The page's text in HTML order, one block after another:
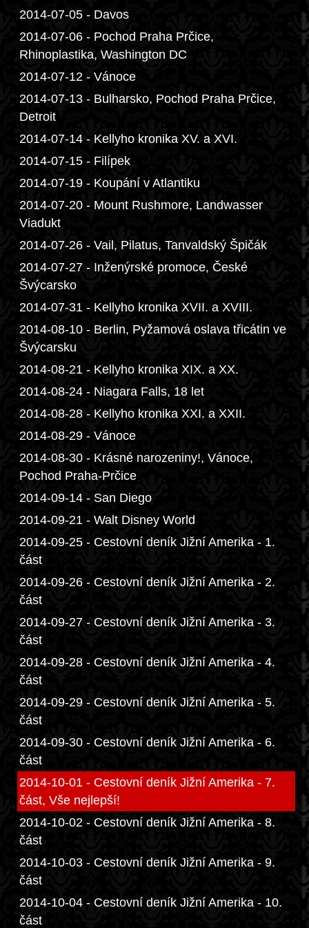
2014-07-05 - Davos
2014-07-06 - Pochod Praha Prčice,
Rhinoplastika, Washington DC
2014-07-12 - Vánoce
2014-07-13 - Bulharsko, Pochod Praha Prčice,
Detroit
2014-07-14 - Kellyho kronika XV. a XVI.
2014-07-15 - Filípek
2014-07-19 - Koupání v Atlantiku
2014-07-20 - Mount Rushmore, Landwasser
Viadukt
2014-07-26 - Vail, Pilatus, Tanvaldský Špičák
2014-07-27 - Inženýrské promoce, České
Švýcarsko
2014-07-31 - Kellyho kronika XVII. a XVIII.
2014-08-10 - Berlin, Pyžamová oslava třicátin ve
Švýcarsku
2014-08-21 - Kellyho kronika XIX. a XX.
2014-08-24 - Niagara Falls, 18 let
2014-08-28 - Kellyho kronika XXI. a XXII.
2014-08-29 - Vánoce
2014-08-30 - Krásné narozeniny!, Vánoce,
Pochod Praha-Prčice
2014-09-14 - San Diego
2014-09-21 - Walt Disney World
2014-09-25 - Cestovní deník Jižní Amerika - 1.
část
2014-09-26 - Cestovní deník Jižní Amerika - 2.
část
2014-09-27 - Cestovní deník Jižní Amerika - 3.
část
2014-09-28 - Cestovní deník Jižní Amerika - 4.
část
2014-09-29 - Cestovní deník Jižní Amerika - 5.
část
2014-09-30 - Cestovní deník Jižní Amerika - 6.
část
2014-10-01 - Cestovní deník Jižní Amerika - 7.
část, Vše nejlepší!
2014-10-02 - Cestovní deník Jižní Amerika - 8.
část
2014-10-03 - Cestovní deník Jižní Amerika - 9.
část
2014-10-04 - Cestovní deník Jižní Amerika - 10.
část